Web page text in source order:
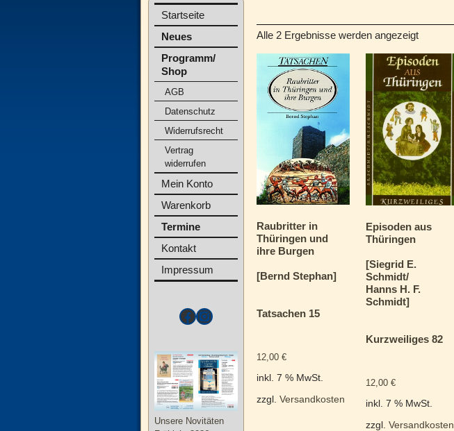
Alle 2 Ergebnisse werden angezeigt
Raubritter in
Thüringen und
ihre Burgen
[Bernd Stephan]
Tatsachen 15
12,00€
inkl. 7 % MwSt.
zzgl.Versandkosten
Episoden aus
Thüringen
[Siegrid E.
Schmidt/
Hanns H. F.
Schmidt]
Kurzweiliges 82
12,00 €
inkl. 7 % MwSt.
zzgl. Versandkosten
Startseite
Neues
Programm/
Shop
AGB
Datenschutz
Widerrufsrecht
Vertrag
widerrufen
Mein Konto
Warenkorb
Termine
Kontakt
Impressum
Unsere Novitäten